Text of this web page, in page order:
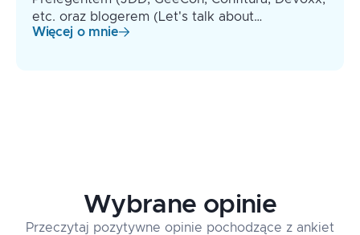
etc. oraz blogerem (Let's talk about…
Więcej o mnie
Wybrane opinie
Przeczytaj pozytywne opinie pochodzące z ankiet